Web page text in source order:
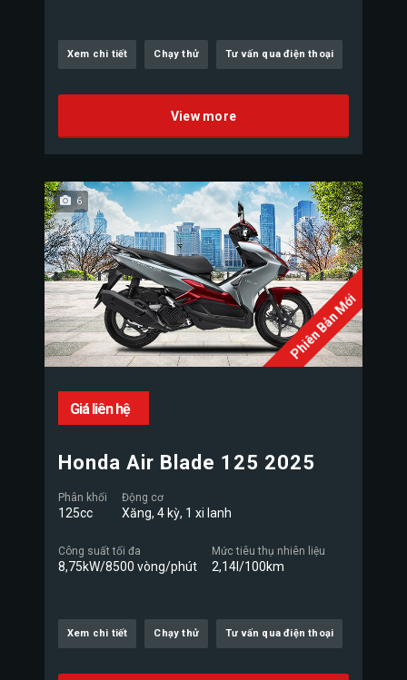
Xem chi tiết Chạy thử Tư vấn qua điện thoại
View more
Phiên Bản Mới
6
Giá liên hệ
Honda Air Blade 125 2025
Phân khối
125cc
Động cơ
Xăng, 4 kỳ, 1 xi lanh
Công suất tối đa
8,75kW/8500 vòng/phút
Mức tiêu thụ nhiên liệu
2,14l/100km
Xem chi tiết Chạy thử Tư vấn qua điện thoại